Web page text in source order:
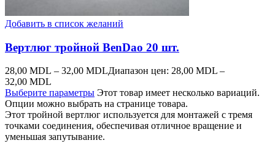
Добавить в список желаний
Вертлюг тройной BenDao 20 шт.
28,00 MDL – 32,00 MDLДиапазон цен: 28,00 MDL –
32,00 MDL
Выберите параметры Этот товар имеет несколько вариаций.
Опции можно выбрать на странице товара.
Этот тройной вертлюг используется для монтажей с тремя
точками соединения, обеспечивая отличное вращение и
уменьшая запутывание.